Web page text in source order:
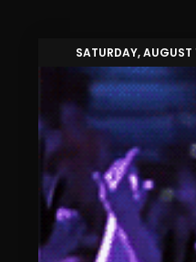
SATURDAY, AUGUST